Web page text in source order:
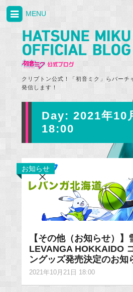
クリプトン公式！「初音ミク」らバーチ
発信します！
MENU
Day: 2021年10
18:00
お知らせ
【その他（お知らせ）】
LEVANGA HOKKAIDO
ングッズ発売決定のお知
2021年10月21日 18:00